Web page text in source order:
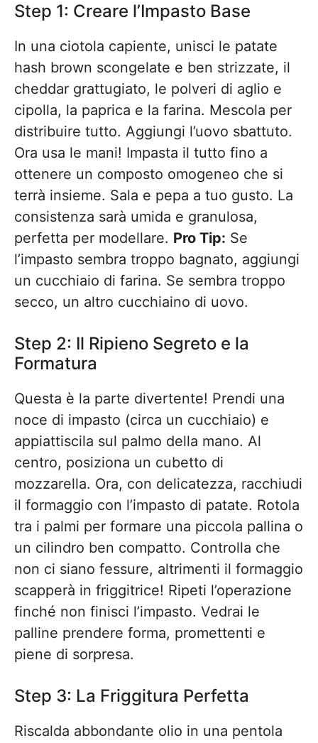
Step 1: Creare l’Impasto Base
In una ciotola capiente, unisci le patate
hash brown scongelate e ben strizzate, il
cheddar grattugiato, le polveri di aglio e
cipolla, la paprica e la farina. Mescola per
distribuire tutto. Aggiungi l’uovo sbattuto.
Ora usa le mani! Impasta il tutto fino a
ottenere un composto omogeneo che si
terrà insieme. Sala e pepa a tuo gusto. La
consistenza sarà umida e granulosa,
perfetta per modellare. Pro Tip: Se
l’impasto sembra troppo bagnato, aggiungi
un cucchiaio di farina. Se sembra troppo
secco, un altro cucchiaino di uovo.
Step 2: Il Ripieno Segreto e la
Formatura
Questa è la parte divertente! Prendi una
noce di impasto (circa un cucchiaio) e
appiattiscila sul palmo della mano. Al
centro, posiziona un cubetto di
mozzarella. Ora, con delicatezza, racchiudi
il formaggio con l’impasto di patate. Rotola
tra i palmi per formare una piccola pallina o
un cilindro ben compatto. Controlla che
non ci siano fessure, altrimenti il formaggio
scapperà in friggitrice! Ripeti l’operazione
finché non finisci l’impasto. Vedrai le
palline prendere forma, promettenti e
piene di sorpresa.
Step 3: La Friggitura Perfetta
Riscalda abbondante olio in una pentola